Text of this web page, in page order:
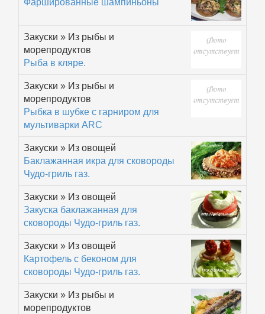
Фаршированные шампиньоны
Закуски » Из рыбы и
морепродуктов
Рыба в кляре.
Закуски » Из рыбы и
морепродуктов
Рыбка в шубке с гарниром для
мультиварки АRС
Закуски » Из овощей
Баклажанная икра для сковороды
Чудо-гриль газ.
Закуски » Из овощей
Закуска баклажанная для
сковороды Чудо-гриль газ.
Закуски » Из овощей
Картофель с беконом для
сковороды Чудо-гриль газ.
Закуски » Из рыбы и
морепродуктов